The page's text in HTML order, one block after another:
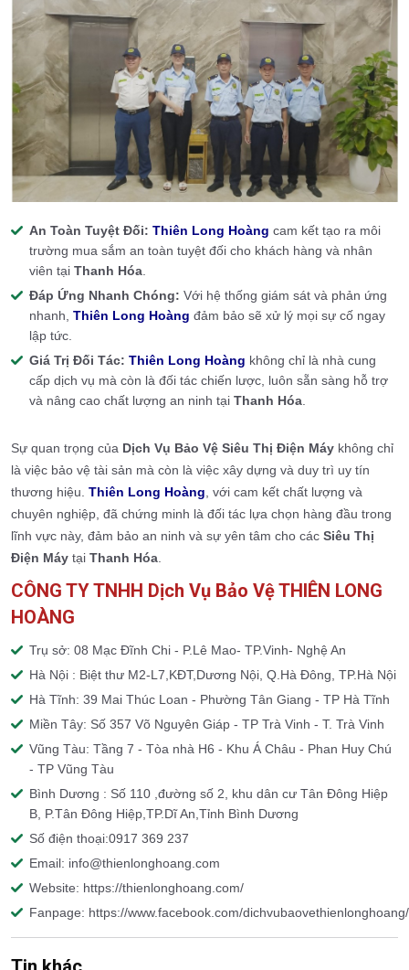
An Toàn Tuyệt Đối: Thiên Long Hoàng cam kết tạo ra môi
trường mua sắm an toàn tuyệt đối cho khách hàng và nhân
viên tại Thanh Hóa
Đáp Ứng Nhanh Chóng: Với hệ thống giám sát và phản ứng
nhanh, Thiên Long Hoàng đảm bảo sẽ xử lý mọi sự cố ngay
lập tức.
Giá Trị Đối Tác: Thiên Long Hoàng không chỉ là nhà cung
cấp dịch vụ mà còn là đối tác chiến lược, luôn sẵn sàng hỗ trợ
và nâng cao chất lượng an ninh tại Thanh Hóa
Sự quan trọng của Dịch Vụ Bảo Vệ Siêu Thị Điện Máy không chỉ
là việc bảo vệ tài sản mà còn là việc xây dựng và duy trì uy tín
thương hiệu. Thiên Long Hoàng , với cam kết chất lượng và
chuyên nghiệp, đã chứng minh là đối tác lựa chọn hàng đầu trong
lĩnh vực này, đảm bảo an ninh và sự yên tâm cho các Siêu Thị
Điện Máy tại Thanh Hóa
CÔNG TY TNHH Dịch Vụ Bảo Vệ THIÊN LONG
HOÀNG
Trụ sở: 08 Mạc Đĩnh Chi - P.Lê Mao- TP.Vinh- Nghệ An
Hà Nội : Biệt thư M2-L7,KĐT,Dương Nội, Q.Hà Đông, TP.Hà Nội
Hà Tĩnh: 39 Mai Thúc Loan - Phường Tân Giang - TP Hà Tĩnh
Miền Tây: Số 357 Võ Nguyên Giáp - TP Trà Vinh - T. Trà Vinh
Vũng Tàu: Tầng 7 - Tòa nhà H6 - Khu Á Châu - Phan Huy Chú
- TP Vũng Tàu
Bình Dương : Số 110 ,đường số 2, khu dân cư Tân Đông Hiệp
B, P.Tân Đông Hiệp,TP.Dĩ An,Tỉnh Bình Dương
Số điện thoại:0917 369 237
Email: info@thienlonghoang.com
Website: https://thienlonghoang.com/
Fanpage: https://www.facebook.com/dichvubaovethienlonghoang/